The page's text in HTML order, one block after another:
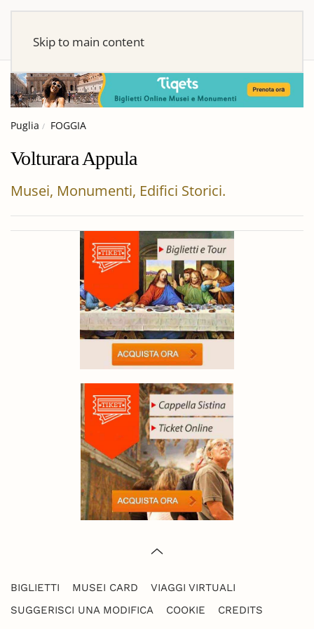
Skip to main content
Puglia FOGGIA
Volturara Appula
Musei, Monumenti, Edifici Storici.
BIGLIETTI MUSEI CARD
VIAGGI VIRTUALI
SUGGERISCI UNA MODIFICA
COOKIE CREDITS